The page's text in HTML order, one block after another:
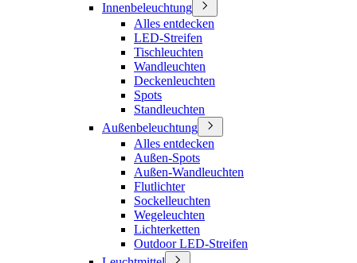
Innenbeleuchtung
Alles entdecken
LED-Streifen
Tischleuchten
Wandleuchten
Deckenleuchten
Spots
Standleuchten
Außenbeleuchtung
Alles entdecken
Außen-Spots
Außen-Wandleuchten
Flutlichter
Sockelleuchten
Wegeleuchten
Lichterketten
Outdoor LED-Streifen